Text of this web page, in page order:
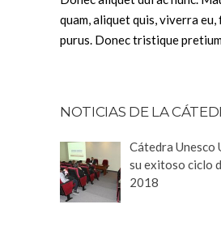
quam, aliquet quis, viverra
purus. Donec tristique
NOTICIAS DE LA
Cátedra Unesco
su exitoso ciclo
2018